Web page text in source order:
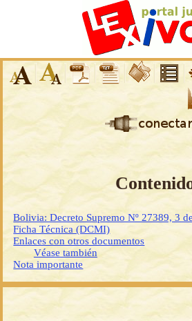
Bolivia: Decreto Supremo Nº 27389, 3
Ficha Técnica (DCMI)
Enlaces con otros documentos
Véase también
Nota importante